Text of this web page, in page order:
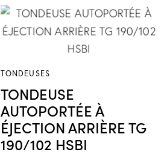
TONDEUSE
AUTOPORTÉE À
ÉJECTION ARRIÈRE TG
190/102 HSBI
TONDEUSES